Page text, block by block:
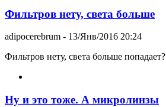
Фильтров нету, света больше
adipocerebrum - 13/Янв/2016 20:24
Фильтров нету, света больше попадает?
Ну и это тоже. А микролинзы